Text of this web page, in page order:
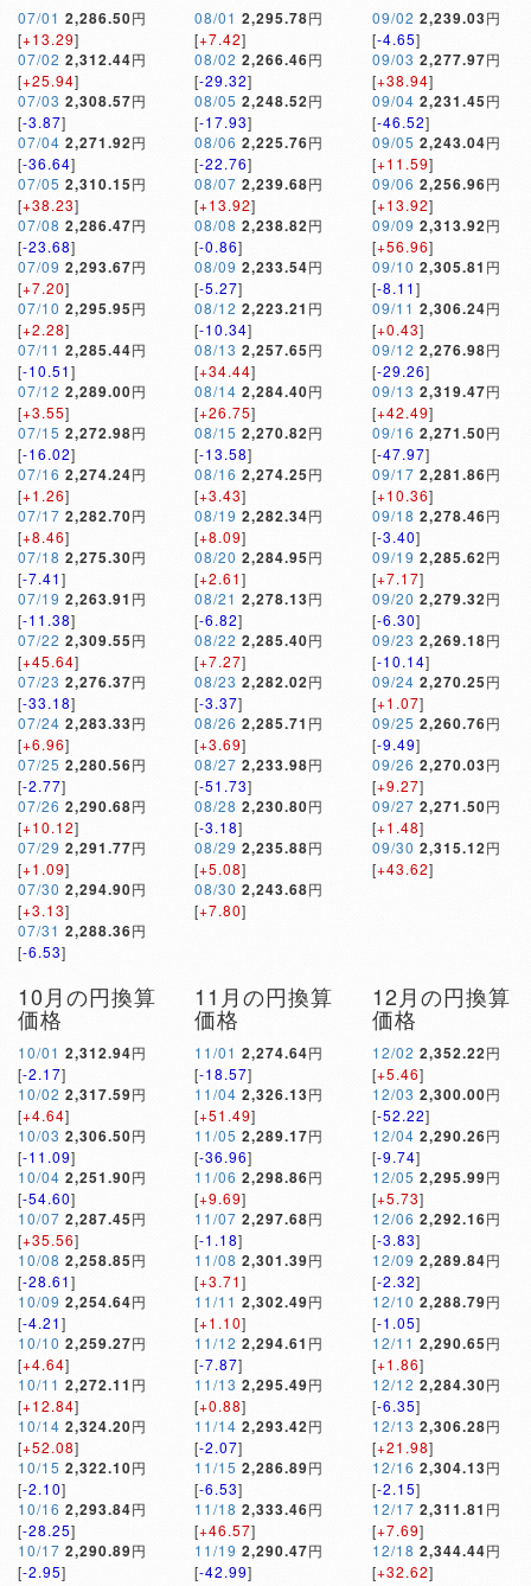
07/01 2,286.50円
[+13.29]
07/02 2,312.44円
[+25.94]
07/03 2,308.57円
[-3.87]
07/04 2,271.92円
[-36.64]
07/05 2,310.15円
[+38.23]
07/08 2,286.47円
[-23.68]
07/09 2,293.67円
[+7.20]
07/10 2,295.95円
[+2.28]
07/11 2,285.44円
[-10.51]
07/12 2,289.00円
[+3.55]
07/15 2,272.98円
[-16.02]
07/16 2,274.24円
[+1.26]
07/17 2,282.70円
[+8.46]
07/18 2,275.30円
[-7.41]
07/19 2,263.91 円
[-11.38]
07/22 2,309.55円
[+45.64]
07/23 2,276.37円
[-33.18]
07/24 2,283.33円
[+6.96]
07/25 2,280.56円
[-2.77]
07/26 2,290.68円
[+10.12]
07/29 2,291.77円
[+1.09]
07/30 2,294.90円
[+3.13]
07/31 2,288.36円
[-6.53]
08/01 2,295.78円
[+7.42]
08/02 2,266.46円
[-29.32]
08/05 2,248.52円
[-17.93]
08/06 2,225.76円
[-22.76]
08/07 2,239.68円
[+13.92]
08/08 2,238.82円
[-0.86]
08/09 2,233.54円
[-5.27]
08/12 2,223.21 円
[-10.34]
08/13 2,257.65円
[+34.44]
08/14 2,284.40円
[+26.75]
08/15 2,270.82円
[-13.58]
08/16 2,274.25円
[+3.43]
08/19 2,282.34円
[+8.09]
08/20 2,284.95円
[+2.61]
08/21 2,278.13円
[-6.82]
08/22 2,285.40円
[+7.27]
08/23 2,282.02円
[-3.37]
08/26 2,285.71 円
[+3.69]
08/27 2,233.98円
[-51.73]
08/28 2,230.80円
[-3.18]
08/29 2,235.88円
[+5.08]
08/30 2,243.68円
[+7.80]
09/02 2,239.03円
[-4.65]
09/03 2,277.97円
[+38.94]
09/04 2,231.45円
[-46.52]
09/05 2,243.04円
[+11.59]
09/06 2,256.96円
[+13.92]
09/09 2,313.92円
[+56.96]
09/10 2,305.81 円
[-8.11]
09/11 2,306.24円
[+0.43]
09/12 2,276.98円
[-29.26]
09/13 2,319.47円
[+42.49]
09/16 2,271.50円
[-47.97]
09/17 2,281.86円
[+10.36]
09/18 2,278.46円
[-3.40]
09/19 2,285.62円
[+7.17]
09/20 2,279.32円
[-6.30]
09/23 2,269.18円
[-10.14]
09/24 2,270.25円
[+1.07]
09/25 2,260.76円
[-9.49]
09/26 2,270.03円
[+9.27]
09/27 2,271.50円
[+1.48]
09/30 2,315.12円
[+43.62]
10月の円換算
価格
10/01 2,312.94円
[-2.17]
10/02 2,317.59円
[+4.64]
10/03 2,306.50円
[-11.09]
10/04 2,251.90円
[-54.60]
10/07 2,287.45円
[+35.56]
10/08 2,258.85円
[-28.61]
10/09 2,254.64円
[-4.21]
10/10 2,259.27円
[+4.64]
10/11 2,272.11 円
[+12.84]
10/14 2,324.20円
[+52.08]
10/15 2,322.10円
[-2.10]
10/16 2,293.84円
[-28.25]
10/17 2,290.89円
[-2.95]
11月の円換算
価格
11/01 2,274.64円
[-18.57]
11/04 2,326.13円
[+51.49]
11/05 2,289.17円
[-36.96]
11/06 2,298.86円
[+9.69]
11/07 2,297.68円
[-1.18]
11/08 2,301.39円
[+3.71]
11/11 2,302.49円
[+1.10]
11/12 2,294.61 円
[-7.87]
11/13 2,295.49円
[+0.88]
11/14 2,293.42円
[-2.07]
11/15 2,286.89円
[-6.53]
11/18 2,333.46円
[+46.57]
11/19 2,290.47円
[-42.99]
12月の円換算
価格
12/02 2,352.22円
[+5.46]
12/03 2,300.00円
[-52.22]
12/04 2,290.26円
[-9.74]
12/05 2,295.99円
[+5.73]
12/06 2,292.16円
[-3.83]
12/09 2,289.84円
[-2.32]
12/10 2,288.79円
[-1.05]
12/11 2,290.65円
[+1.86]
12/12 2,284.30円
[-6.35]
12/13 2,306.28円
[+21.98]
12/16 2,304.13円
[-2.15]
12/17 2,311.81 円
[+7.69]
12/18 2,344.44円
[+32.62]